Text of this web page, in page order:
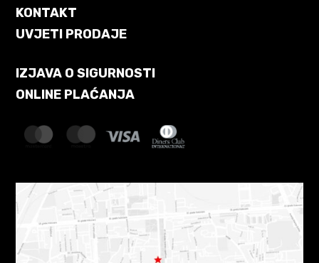
KONTAKT
UVJETI PRODAJE
IZJAVA O SIGURNOSTI
ONLINE PLAĆANJA